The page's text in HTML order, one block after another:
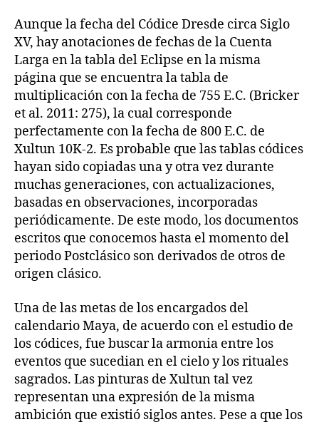
Aunque la fecha del Códice Dresde circa Siglo
XV, hay anotaciones de fechas de la Cuenta
Larga en la tabla del Eclipse en la misma
página que se encuentra la tabla de
multiplicación con la fecha de 755 E.C. (Bricker
et al. 2011: 275), la cual corresponde
perfectamente con la fecha de 800 E.C. de
Xultun 10K-2. Es probable que las tablas códices
hayan sido copiadas una y otra vez durante
muchas generaciones, con actualizaciones,
basadas en observaciones, incorporadas
periódicamente. De este modo, los documentos
escritos que conocemos hasta el momento del
periodo Postclásico son derivados de otros de
origen clásico.
Una de las metas de los encargados del
calendario Maya, de acuerdo con el estudio de
los códices, fue buscar la armonia entre los
eventos que sucedian en el cielo y los rituales
sagrados. Las pinturas de Xultun tal vez
representan una expresión de la misma
ambición que existió siglos antes. Pese a que los